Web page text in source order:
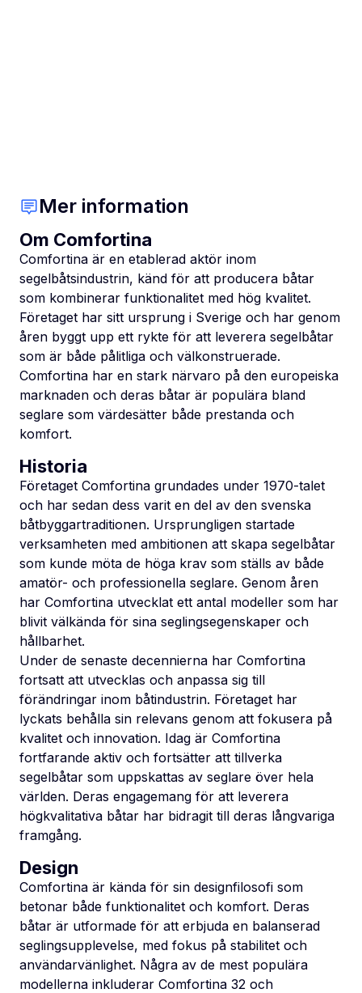
Mer information
Om Comfortina
Comfortina är en etablerad aktör inom
segelbåtsindustrin, känd för att producera båtar
som kombinerar funktionalitet med hög kvalitet.
Företaget har sitt ursprung i Sverige och har genom
åren byggt upp ett rykte för att leverera segelbåtar
som är både pålitliga och välkonstruerade.
Comfortina har en stark närvaro på den europeiska
marknaden och deras båtar är populära bland
seglare som värdesätter både prestanda och
komfort.
Historia
Företaget Comfortina grundades under 1970-talet
och har sedan dess varit en del av den svenska
båtbyggartraditionen. Ursprungligen startade
verksamheten med ambitionen att skapa segelbåtar
som kunde möta de höga krav som ställs av både
amatör- och professionella seglare. Genom åren
har Comfortina utvecklat ett antal modeller som har
blivit välkända för sina seglingsegenskaper och
hållbarhet.
Under de senaste decennierna har Comfortina
fortsatt att utvecklas och anpassa sig till
förändringar inom båtindustrin. Företaget har
lyckats behålla sin relevans genom att fokusera på
kvalitet och innovation. Idag är Comfortina
fortfarande aktiv och fortsätter att tillverka
segelbåtar som uppskattas av seglare över hela
världen. Deras engagemang för att leverera
högkvalitativa båtar har bidragit till deras långvariga
framgång.
Design
Comfortina är kända för sin designfilosofi som
betonar både funktionalitet och komfort. Deras
båtar är utformade för att erbjuda en balanserad
seglingsupplevelse, med fokus på stabilitet och
användarvänlighet. Några av de mest populära
modellerna inkluderar Comfortina 32 och